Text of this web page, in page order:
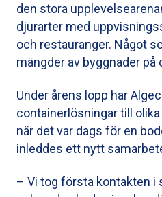
den stora
djurarter med
och restauranger. Något
mängder av byggnader på
Under årens lopp har
containerlösningar till
när det var dags för en
inleddes ett nytt
– Vi tog första kontakten i